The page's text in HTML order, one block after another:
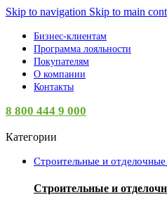
Skip to navigation Skip to main
Бизнес-клиентам
Программа лояльности
Покупателям
О компании
Контакты
8 800 444 9 000
Категории
Строительные и
Строительные и